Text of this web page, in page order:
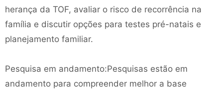
herança da TOF, avaliar o risco de recorrência na
família e discutir opções para testes pré-natais e
planejamento familiar.
Pesquisa em andamento:Pesquisas estão em
andamento para compreender melhor a base